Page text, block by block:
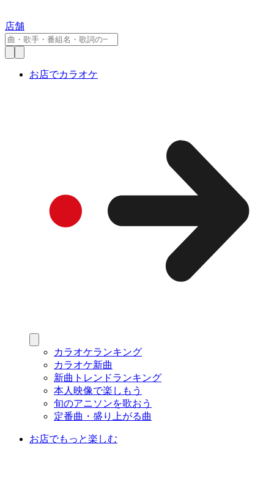
店舗
お店でカラオケ
カラオケランキング
カラオケ新曲
新曲トレンドランキング
本人映像で楽しもう
旬のアニソンを歌おう
定番曲・盛り上がる曲
お店でもっと楽しむ